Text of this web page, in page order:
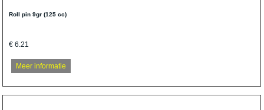
Roll pin 9gr (125 cc)
€ 6.21
Meer informatie